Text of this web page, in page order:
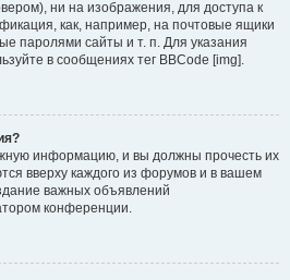
ни на изображения, для доступа к
как, например, на почтовые ящики
паролями сайты и т. п. Для указания
в сообщениях тег BBCode [img].
информацию, и вы должны прочесть их
вверху каждого из форумов и в вашем
важных объявлений
конференции.